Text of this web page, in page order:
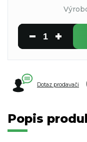
Dotaz prodavači
Popis